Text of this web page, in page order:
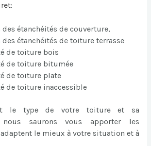
:
des étanchéités de couverture,
des étanchéités de toiture terrasse
de toiture bois
de toiture bitumée
de toiture plate
de toiture inaccessible
le type de votre toiture et sa
nous saurons vous apporter les
le mieux à votre situation et à